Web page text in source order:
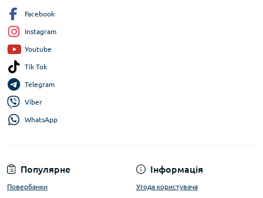
Популярне
Повербанки
Інформація
Угода користувача
Facebook
Instagram
Youtube
Tik Tok
Telegram
Viber
WhatsApp